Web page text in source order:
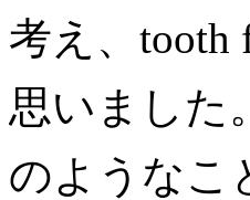
考え、
思いました
のようなこ